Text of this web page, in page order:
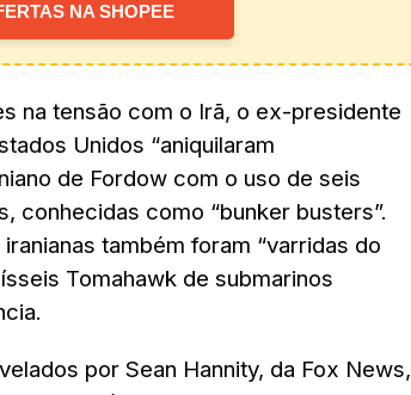
NA SHOPEE
na tensão com o Irã, o ex-presidente
Unidos “aniquilaram
de Fordow com o uso de seis
conhecidas como “bunker busters”.
também foram “varridas do
Tomahawk de submarinos
por Sean Hannity, da Fox News,